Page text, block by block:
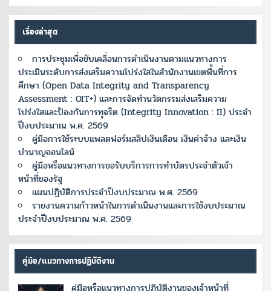
เรื่องล่าสุด
การประชุมเพื่อขับเคลื่อนการดำเนินงานตามแนวทางการ
ประเมินระดับการส่งเสริมความโปร่งใสในสำนักงานเขตพื้นที่การ
ศึกษา (Open Data Integrity and Transparency
Assessment : OIT+) และการจัดทำนวัตกรรมส่งเสริมความ
โปร่งใสและป้องกันการทุจริต (Integrity Innovation : II) ประจำ
ปีงบประมาณ พ.ศ. 2569
คู่มือการใช้ระบบแพลตฟอร์มสลิปเงินเดือน เงินค่าจ้าง และเงิน
บำนาญออนไลน์
คู่มือหรือแนวทางการขอรับบริการการทำบัตรประจำตัวเจ้า
หน้าที่ของรัฐ
แผนปฏิบัติการประจำปีงบประมาณ พ.ศ. 2569
รายงานความก้าวหน้าในการดำเนินงานและการใช้งบประมาณ
ประจำปีงบประมาณ พ.ศ. 2569
คู่มือ/แนวทางการปฏิบัติงาน